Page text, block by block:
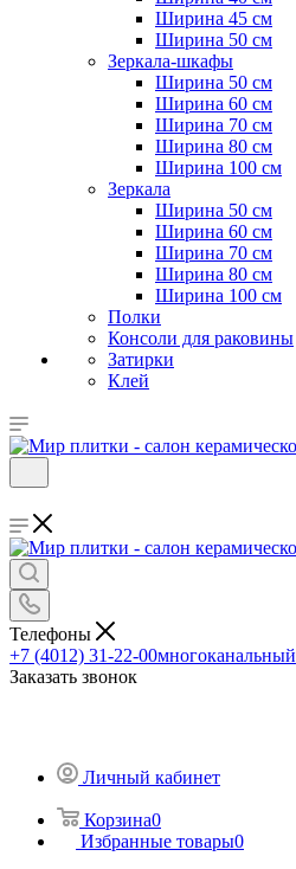
Ширина 45 см
Ширина 50 см
Зеркала-шкафы
Ширина 50 см
Ширина 60 см
Ширина 70 см
Ширина 80 см
Ширина 100 см
Зеркала
Ширина 50 см
Ширина 60 см
Ширина 70 см
Ширина 80 см
Ширина 100 см
Полки
Консоли для раковины
Затирки
Клей
Телефоны
+7 (4012) 31-22-00многоканальный
Заказать звонок
Личный кабинет
Корзина0
Избранные товары0